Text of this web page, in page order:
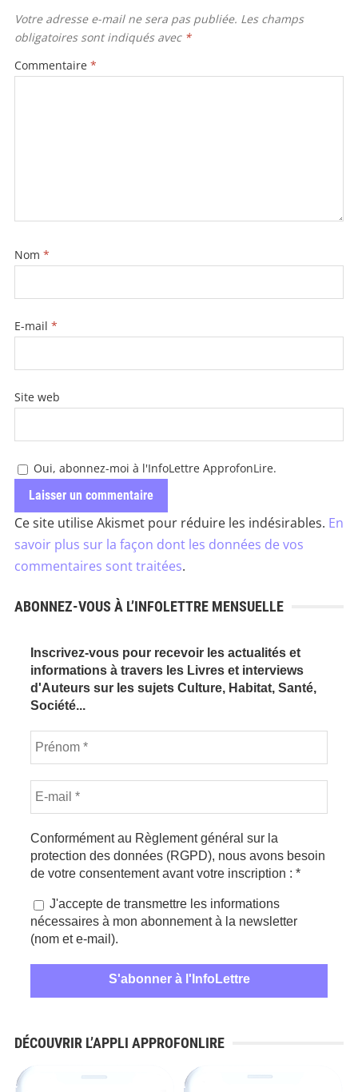
b
o
o
er
Votre adresse e-mail ne sera pas publiée. Les champs
obligatoires sont indiqués avec *
Commentaire *
Nom *
E-mail *
Site web
Oui, abonnez-moi à l'InfoLettre ApprofonLire.
Ce site utilise Akismet pour réduire les indésirables. En
savoir plus sur la façon dont les données de vos
commentaires sont traitées.
ABONNEZ-VOUS À L’INFOLETTRE MENSUELLE
Inscrivez-vous pour recevoir les actualités et
informations à travers les Livres et interviews
d'Auteurs sur les sujets Culture, Habitat, Santé,
Société...
Conformément au Règlement général sur la
protection des données (RGPD), nous avons besoin
de votre consentement avant votre inscription : *
J'accepte de transmettre les informations
nécessaires à mon abonnement à la newsletter
(nom et e-mail).
DÉCOUVRIR L’APPLI APPROFONLIRE